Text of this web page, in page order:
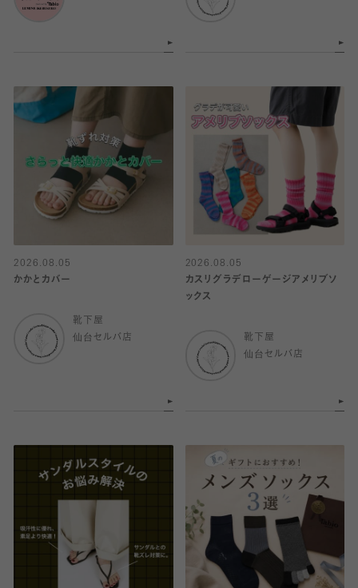
2026.08.05
かかとカバー
靴下屋
仙台セルバ店
2026.08.05
カスリグラデローゲージアメリブソ
ックス
靴下屋
仙台セルバ店